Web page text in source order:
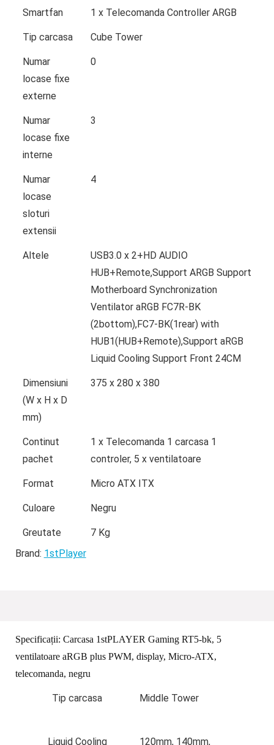
Smartfan 1 x Telecomanda Controller ARGB
Tip carcasa Cube Tower
Numar
locase fixe
externe
0
Numar
locase fixe
interne
3
Numar
locase
sloturi
extensii
4
Altele
USB3.0 x 2+HD AUDIO
HUB+Remote,Support ARGB Support
Motherboard Synchronization
Ventilator aRGB FC7R-BK
(2bottom),FC7-BK(1rear) with
HUB1(HUB+Remote),Support aRGB
Liquid Cooling Support Front 24CM
Dimensiuni
(W x H x D
mm)
375 x 280 x 380
Continut
pachet
1 x Telecomanda 1 carcasa 1
controler, 5 x ventilatoare
Format Micro ATX ITX
Culoare Negru
Greutate
7 Kg
Brand: 1stPlayer
Specificații: Carcasa 1stPLAYER Gaming RT5-bk, 5
ventilatoare aRGB plus PWM, display, Micro-ATX,
telecomanda, negru
Tip carcasa Middle Tower
Liquid Cooling 120mm, 140mm,